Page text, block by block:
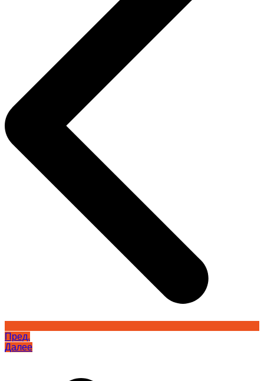
Пред.
Далее